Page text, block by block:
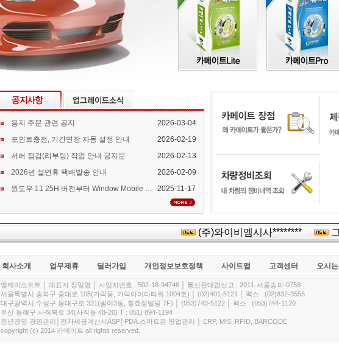
용지 주문 관련 공지
2026-03-04
포인트충전, 기간연장 자동 설정 안내
2026-02-19
서버 점검(리부팅) 작업 안내 공지문
2026-02-13
2026년 설연휴 택배발송 안내
2026-02-09
윈도우 11 25H 버전부터 Window Mobile Device Center 지원 중단 안내
2025-11-17
(주)와이비엠시사******** 그
회사소개 업무제휴 딜러가입 개인정보보호정책 사이트맵 고객센터 오시
엠제이소프트 │ 대표자 정일영 │ 사업자번호 : 502-18-94746 │ 통신판매업신고 : 2011-서울송파-0758
서울특별시 송파구 중대로 105(가락동, 가락아이디타워 1004호) │ (02)401-5121 │ 팩스 : (02)832-3555
대구광역시 수성구 동대구로 331(범어3동, 청효정빌딩 7F) │ (053)743-5122 │ 팩스 : (053)744-1120
부산 동래구 사직북로 34(사직동 48-20) T : 051) 894-1194
천년경영 경영관리│전자세금계산서ASP│PDA.스마트폰 영업관리 │ ERP, MIS, RFID, BARCODE
copyright (c) 2014 카메이트 all rights reserved.